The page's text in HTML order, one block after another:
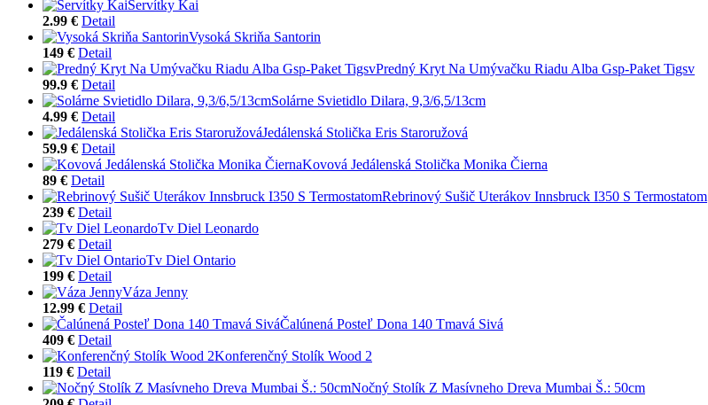
Servítky Kai
2.99 € Detail
Vysoká Skriňa Santorin
149 € Detail
Predný Kryt Na Umývačku Riadu Alba Gsp-Paket Tigsv
99.9 € Detail
Solárne Svietidlo Dilara, 9,3/6,5/13cm
4.99 € Detail
Jedálenská Stolička Eris Staroružová
59.9 € Detail
Kovová Jedálenská Stolička Monika Čierna
89 € Detail
Rebrinový Sušič Uterákov Innsbruck I350 S Termostatom
239 € Detail
Tv Diel Leonardo
279 € Detail
Tv Diel Ontario
199 € Detail
Váza Jenny
12.99 € Detail
Čalúnená Posteľ Dona 140 Tmavá Sivá
409 € Detail
Konferenčný Stolík Wood 2
119 € Detail
Nočný Stolík Z Masívneho Dreva Mumbai Š.: 50cm